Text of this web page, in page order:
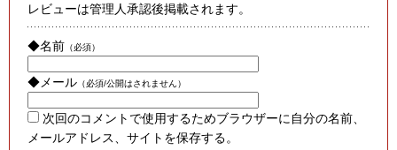
レビューは管理人承認後掲載されます。
◆名前 （必須）
◆メール （必須/公開はされません）
次回のコメントで使用するためブラウザーに自分の名前、
メールアドレス、サイトを保存する。